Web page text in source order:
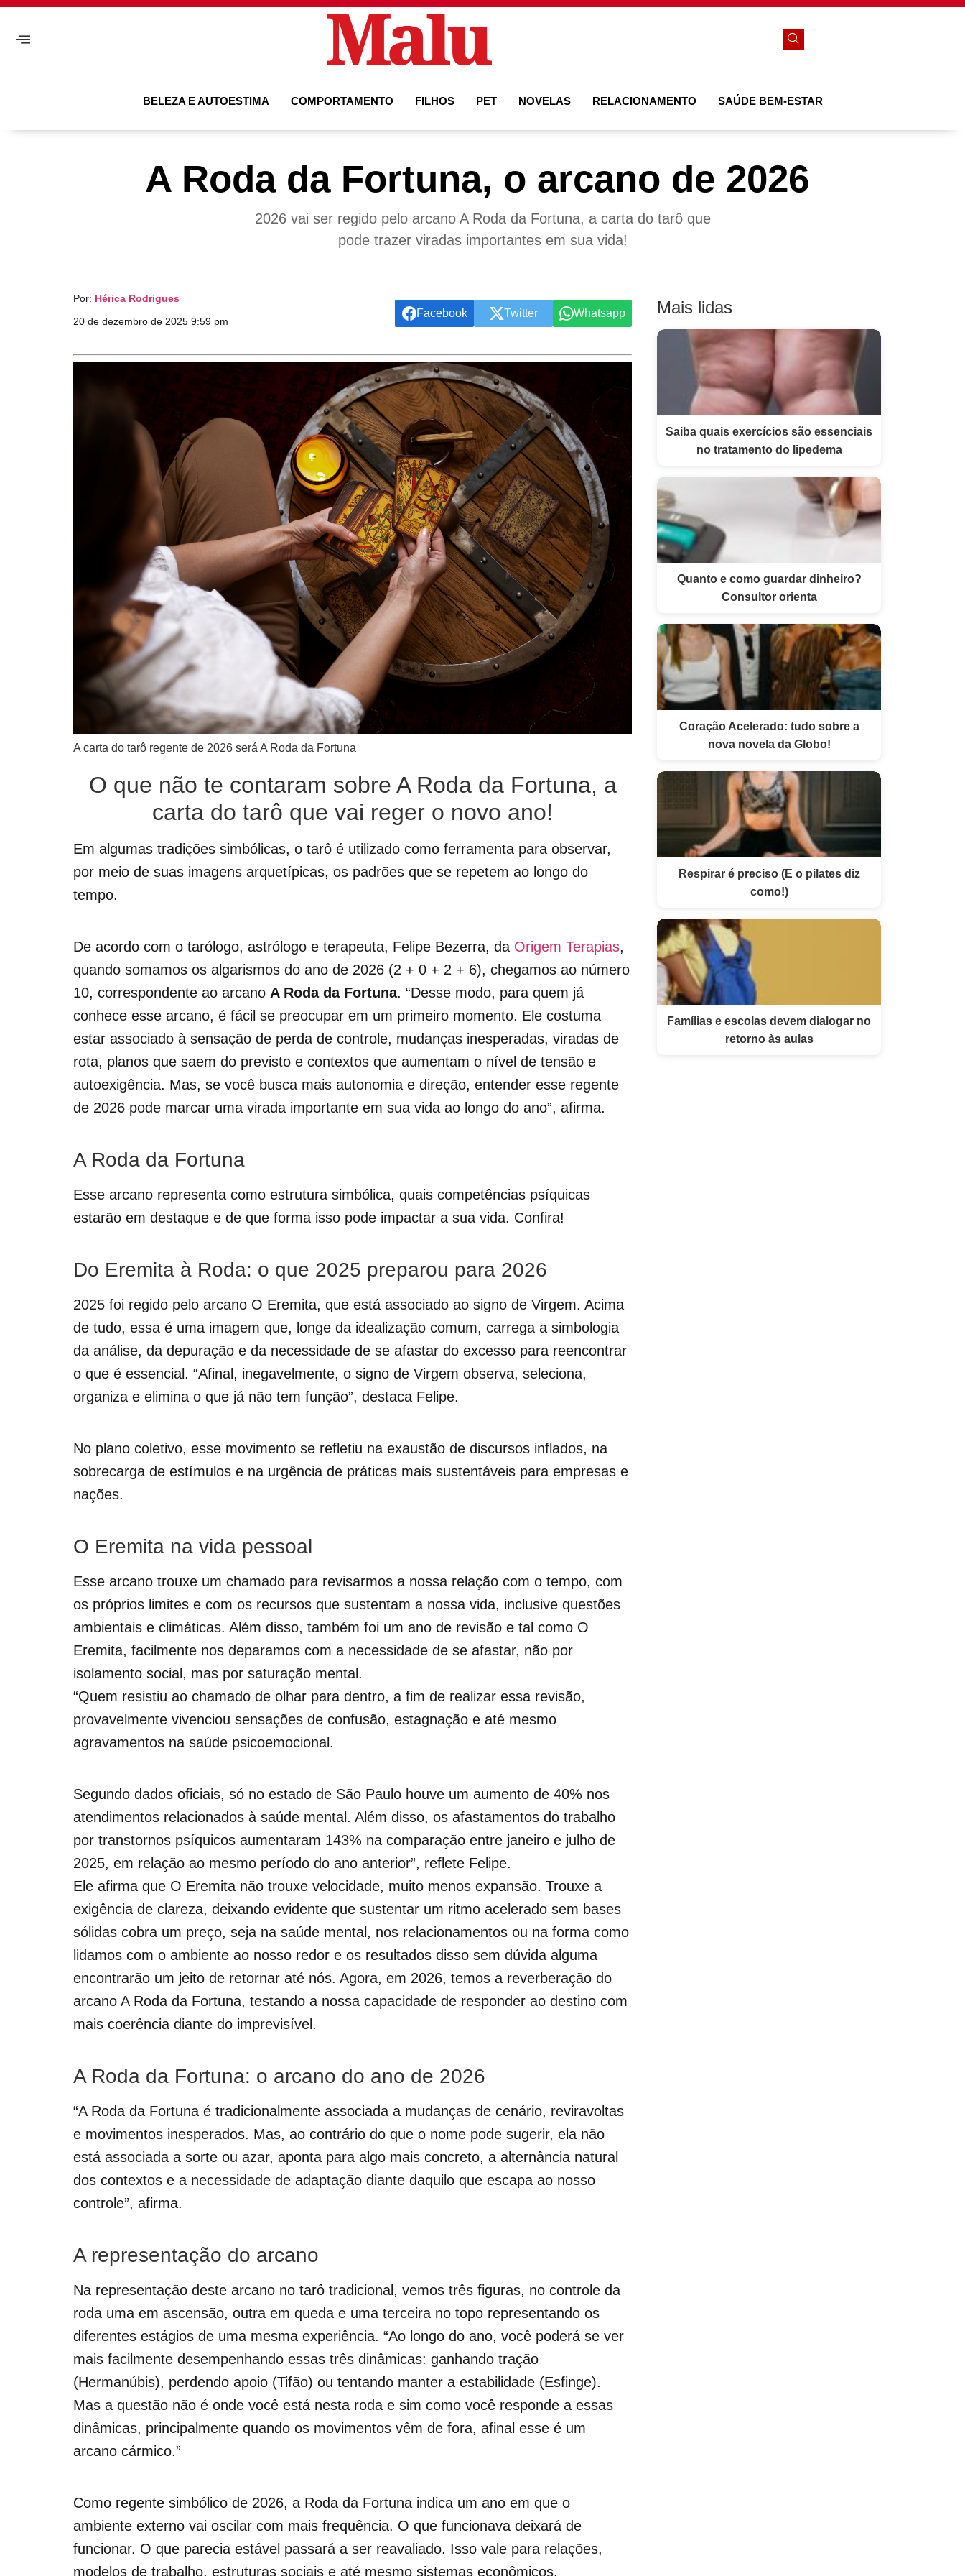
BELEZA E AUTOESTIMA COMPORTAMENTO FILHOS PET NOVELAS RELACIONAMENTO SAÚDE BEM-ESTAR
A Roda da Fortuna, o arcano de 2026
2026 vai ser regido pelo arcano A Roda da Fortuna, a carta do tarô que
pode trazer viradas importantes em sua vida!
Por: Hérica Rodrigues
20 de dezembro de 2025 9:59 pm
Facebook Twitter Whatsapp
A carta do tarô regente de 2026 será A Roda da Fortuna
O que não te contaram sobre A Roda da Fortuna, a
carta do tarô que vai reger o novo ano!
Em algumas tradições simbólicas, o tarô é utilizado como ferramenta para observar,
por meio de suas imagens arquetípicas, os padrões que se repetem ao longo do
tempo.
De acordo com o tarólogo, astrólogo e terapeuta, Felipe Bezerra, da Origem Terapias,
quando somamos os algarismos do ano de 2026 (2 + 0 + 2 + 6), chegamos ao número
10, correspondente ao arcano A Roda da Fortuna. “Desse modo, para quem já
conhece esse arcano, é fácil se preocupar em um primeiro momento. Ele costuma
estar associado à sensação de perda de controle, mudanças inesperadas, viradas de
rota, planos que saem do previsto e contextos que aumentam o nível de tensão e
autoexigência. Mas, se você busca mais autonomia e direção, entender esse regente
de 2026 pode marcar uma virada importante em sua vida ao longo do ano”, afirma.
A Roda da Fortuna
Esse arcano representa como estrutura simbólica, quais competências psíquicas
estarão em destaque e de que forma isso pode impactar a sua vida. Confira!
Do Eremita à Roda: o que 2025 preparou para 2026
2025 foi regido pelo arcano O Eremita, que está associado ao signo de Virgem. Acima
de tudo, essa é uma imagem que, longe da idealização comum, carrega a simbologia
da análise, da depuração e da necessidade de se afastar do excesso para reencontrar
o que é essencial. “Afinal, inegavelmente, o signo de Virgem observa, seleciona,
organiza e elimina o que já não tem função”, destaca Felipe.
No plano coletivo, esse movimento se refletiu na exaustão de discursos inflados, na
sobrecarga de estímulos e na urgência de práticas mais sustentáveis para empresas e
nações.
O Eremita na vida pessoal
Esse arcano trouxe um chamado para revisarmos a nossa relação com o tempo, com
os próprios limites e com os recursos que sustentam a nossa vida, inclusive questões
ambientais e climáticas. Além disso, também foi um ano de revisão e tal como O
Eremita, facilmente nos deparamos com a necessidade de se afastar, não por
isolamento social, mas por saturação mental.
“Quem resistiu ao chamado de olhar para dentro, a fim de realizar essa revisão,
provavelmente vivenciou sensações de confusão, estagnação e até mesmo
agravamentos na saúde psicoemocional.
Segundo dados oficiais, só no estado de São Paulo houve um aumento de 40% nos
atendimentos relacionados à saúde mental. Além disso, os afastamentos do trabalho
por transtornos psíquicos aumentaram 143% na comparação entre janeiro e julho de
2025, em relação ao mesmo período do ano anterior”, reflete Felipe.
Ele afirma que O Eremita não trouxe velocidade, muito menos expansão. Trouxe a
exigência de clareza, deixando evidente que sustentar um ritmo acelerado sem bases
sólidas cobra um preço, seja na saúde mental, nos relacionamentos ou na forma como
lidamos com o ambiente ao nosso redor e os resultados disso sem dúvida alguma
encontrarão um jeito de retornar até nós. Agora, em 2026, temos a reverberação do
arcano A Roda da Fortuna, testando a nossa capacidade de responder ao destino com
mais coerência diante do imprevisível.
A Roda da Fortuna: o arcano do ano de 2026
“A Roda da Fortuna é tradicionalmente associada a mudanças de cenário, reviravoltas
e movimentos inesperados. Mas, ao contrário do que o nome pode sugerir, ela não
está associada a sorte ou azar, aponta para algo mais concreto, a alternância natural
dos contextos e a necessidade de adaptação diante daquilo que escapa ao nosso
controle”, afirma.
A representação do arcano
Na representação deste arcano no tarô tradicional, vemos três figuras, no controle da
roda uma em ascensão, outra em queda e uma terceira no topo representando os
diferentes estágios de uma mesma experiência. “Ao longo do ano, você poderá se ver
mais facilmente desempenhando essas três dinâmicas: ganhando tração
(Hermanúbis), perdendo apoio (Tifão) ou tentando manter a estabilidade (Esfinge).
Mas a questão não é onde você está nesta roda e sim como você responde a essas
dinâmicas, principalmente quando os movimentos vêm de fora, afinal esse é um
arcano cármico.”
Como regente simbólico de 2026, a Roda da Fortuna indica um ano em que o
ambiente externo vai oscilar com mais frequência. O que funcionava deixará de
funcionar. O que parecia estável passará a ser reavaliado. Isso vale para relações,
modelos de trabalho, estruturas sociais e até mesmo sistemas econômicos.
Mais lidas
Saiba quais exercícios são essenciais
no tratamento do lipedema
Quanto e como guardar dinheiro?
Consultor orienta
Coração Acelerado: tudo sobre a
nova novela da Globo!
Respirar é preciso (E o pilates diz
como!)
Famílias e escolas devem dialogar no
retorno às aulas